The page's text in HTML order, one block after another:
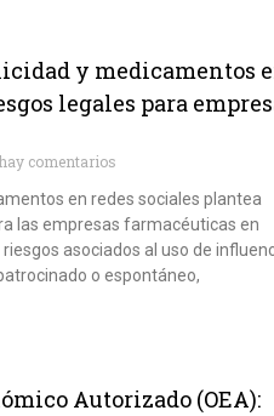
y medicamentos
legales para
comentarios
en redes sociales plantea
las empresas farmacéuticas en
asociados al uso de
o espontáneo,
Autorizado (OEA):